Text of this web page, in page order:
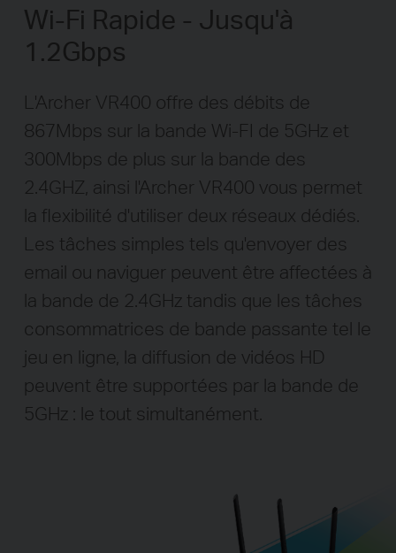
Wi-Fi Rapide - Jusqu'à
1.2Gbps
L'Archer VR400 offre des débits de
867Mbps sur la bande Wi-FI de 5GHz et
300Mbps de plus sur la bande des
2.4GHZ, ainsi l'Archer VR400 vous permet
la flexibilité d'utiliser deux réseaux dédiés.
Les tâches simples tels qu'envoyer des
email ou naviguer peuvent être affectées à
la bande de 2.4GHz tandis que les tâches
consommatrices de bande passante tel le
jeu en ligne, la diffusion de vidéos HD
peuvent être supportées par la bande de
5GHz : le tout simultanément.